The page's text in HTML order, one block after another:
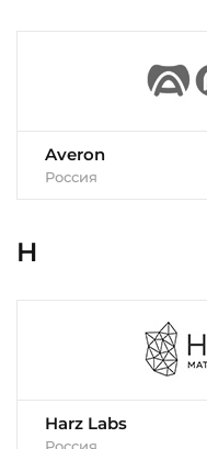
Averon
Россия
H
Harz Labs
Россия